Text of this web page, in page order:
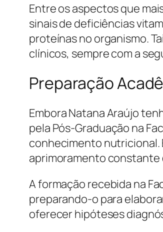
Entre os aspectos que
sinais de deficiências
proteínas no organismo.
clínicos, sempre com a
Preparação
Embora Natana Araújo
pela Pós-Graduação na
conhecimento nutricional.
aprimoramento constante
A formação recebida na
preparando-o para
oferecer hipóteses